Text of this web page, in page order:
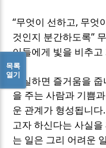
“무엇이 선하고, 무엇
것인지 분간하도록”
이들에게 빛을 비추
진실하면 즐거움을 줍
을 주는 사람과 기쁨
운 관계가 형성됩니다.
고자 하신다는 사실을
는 일은 그리 어려운
목록
열기